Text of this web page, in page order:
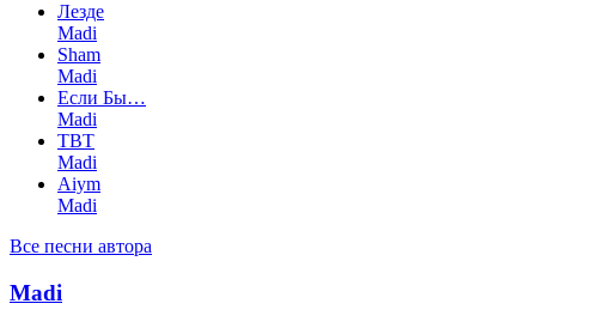
Лезде
Madi
Sham
Madi
Если Бы…
Madi
TBT
Madi
Aiym
Madi
Все песни автора
Madi